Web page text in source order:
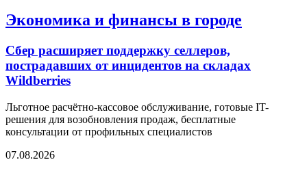
Экономика и финансы в городе
Сбер расширяет поддержку селлеров,
пострадавших от инцидентов на складах
Wildberries
Льготное расчётно-кассовое обслуживание, готовые IT-
решения для возобновления продаж, бесплатные
консультации от профильных специалистов
07.08.2026